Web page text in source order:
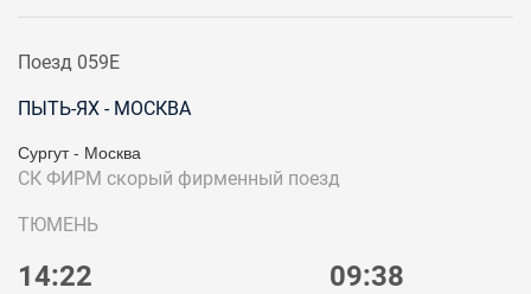
Поезд 059Е
ПЫТЬ-ЯХ - МОСКВА
Сургут - Москва
СК ФИРМ скорый фирменный поезд
ТЮМЕНЬ
14:22 09:38